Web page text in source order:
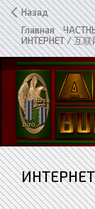
Назад
Главная»
ИНТЕРНЕТ / 互联
ИНТЕРНЕТ